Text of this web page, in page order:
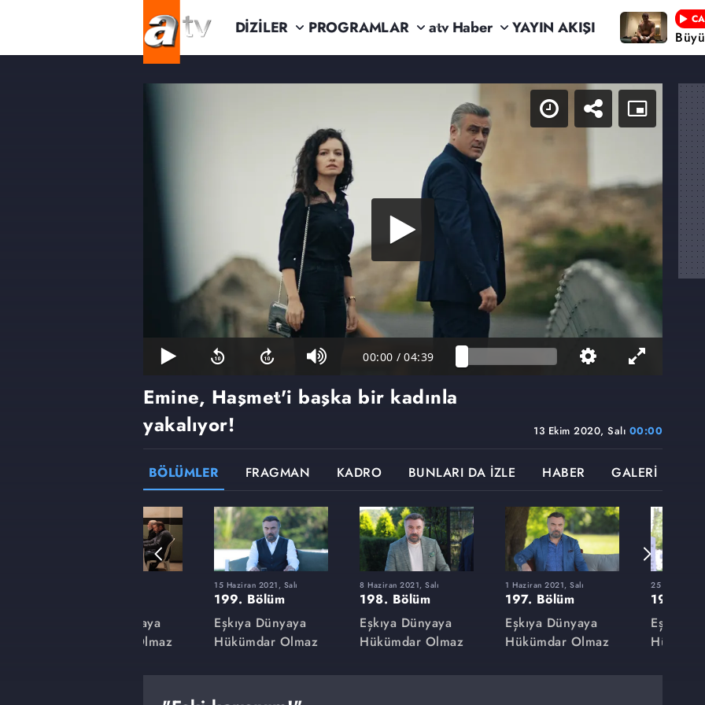
DİZİLER PROGRAMLAR atv Haber YAYIN AKIŞI
00:00 / 04:39
13 Ekim 2020, Salı 00:00
Emine, Haşmet'i başka bir kadınla
yakalıyor!
BÖLÜMLER FRAGMAN KADRO BUNLARI DA İZLE HABER GALERİ
Eşkıya Dünyaya
Hükümdar Olmaz
15 Haziran 2021, Salı
199. Bölüm
Eşkıya Dünyaya
Hükümdar Olmaz
8 Haziran 2021, Salı
198. Bölüm
Eşkıya Dünyaya
Hükümdar Olmaz
1 Haziran 2021, Salı
197. Bölüm
Eşkıya Dünyaya
Hükümdar Olmaz
25 Mayıs
196.
Eşkıya